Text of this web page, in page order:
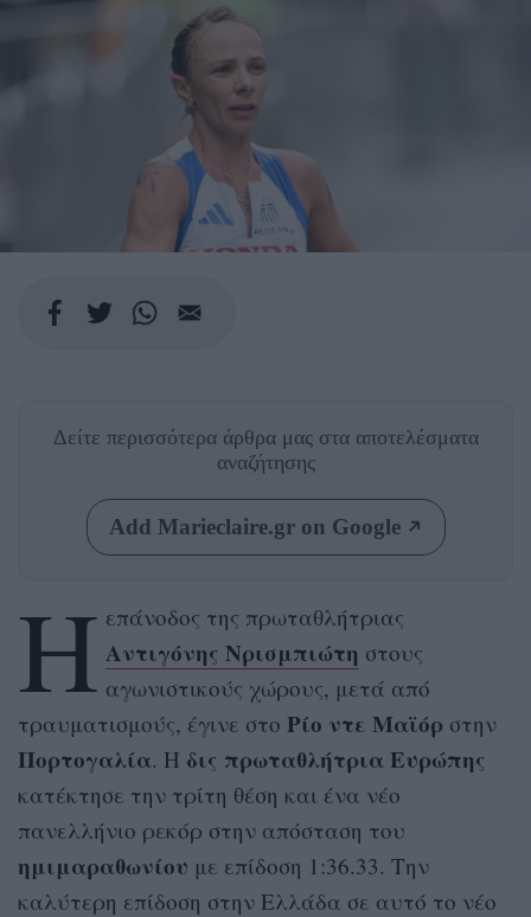
Δείτε περισσότερα άρθρα μας στα αποτελέσματα
αναζήτησης
Add Marieclaire.gr on Google
Η επάνοδος της πρωταθλήτριας
Αντιγόνης Νρισμπιώτη στους
αγωνιστικούς χώρους, μετά από
τραυματισμούς, έγινε στο Ρίο ντε Μαϊόρ στην
Πορτογαλία. Η δις πρωταθλήτρια Ευρώπης
κατέκτησε την τρίτη θέση και ένα νέο
πανελλήνιο ρεκόρ στην απόσταση του
ημιμαραθωνίου με επίδοση 1:36.33. Την
καλύτερη επίδοση στην Ελλάδα σε αυτό το νέο